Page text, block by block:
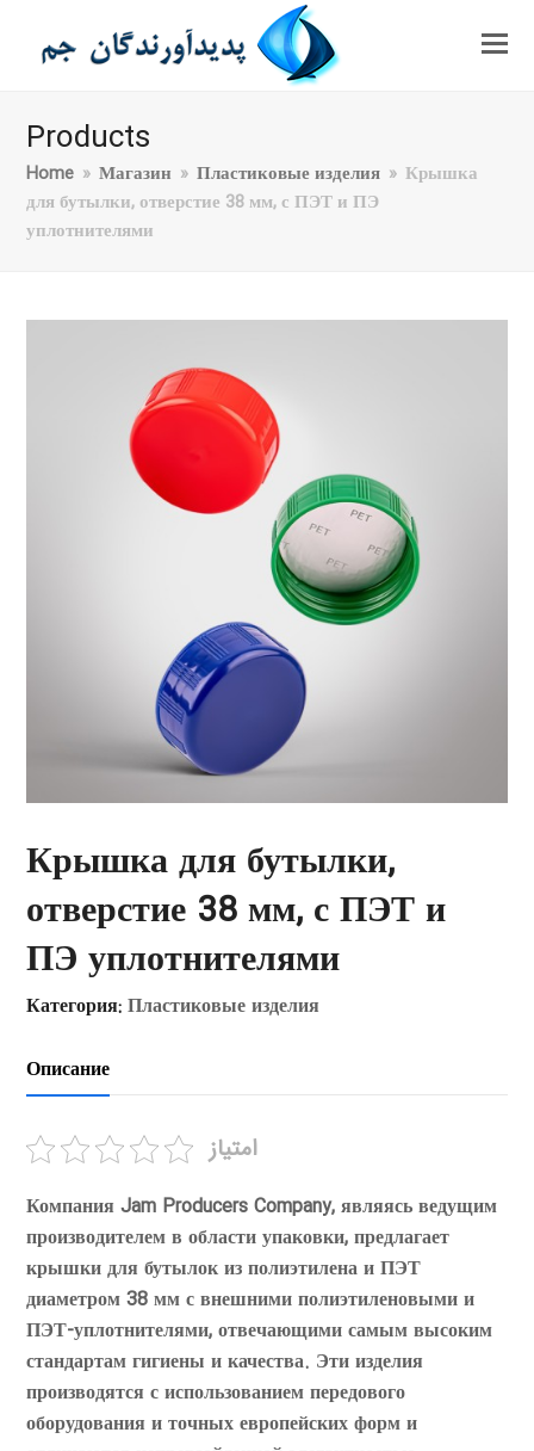
Products
Home » Магазин » Пластиковые изделия » Крышка
для бутылки, отверстие 38 мм, с ПЭТ и ПЭ
уплотнителями
Крышка для бутылки,
отверстие 38 мм, с ПЭТ и
ПЭ уплотнителями
Категория: Пластиковые изделия
Описание
امتیاز
Компания Jam Producers Company, являясь ведущим
производителем в области упаковки, предлагает
крышки для бутылок из полиэтилена и ПЭТ
диаметром 38 мм с внешними полиэтиленовыми и
ПЭТ-уплотнителями, отвечающими самым высоким
стандартам гигиены и качества. Эти изделия
производятся с использованием передового
оборудования и точных европейских форм и